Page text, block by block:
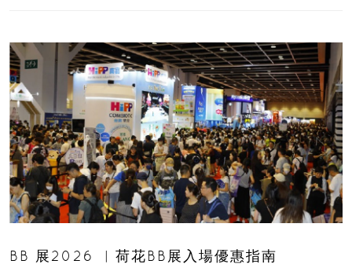
BB 展2026 ︳荷花BB展入場優惠指南